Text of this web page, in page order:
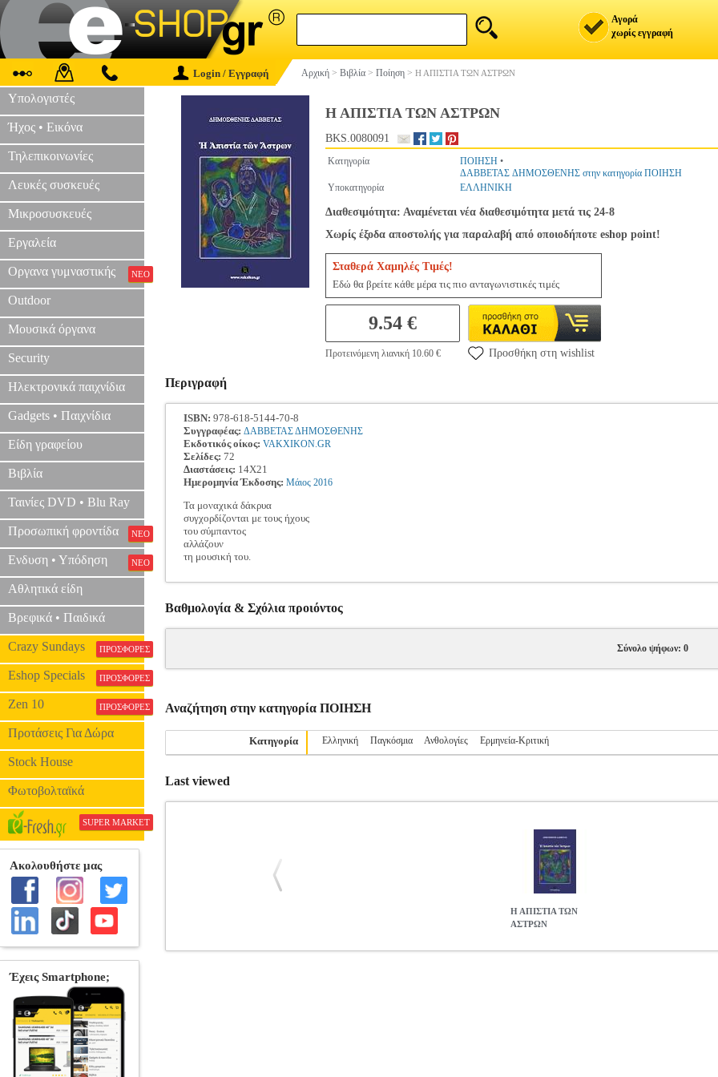
Αγορά
χωρίς εγγραφή
Login / Εγγραφή Αρχική > Βιβλία > Ποίηση > Η ΑΠΙΣΤΙΑ ΤΩΝ ΑΣΤΡΩΝ
Υπολογιστές
Ήχος • Εικόνα
Τηλεπικοινωνίες
Λευκές συσκευές
Μικροσυσκευές
Εργαλεία
Οργανα γυμναστικής ΝΕΟ
Outdoor
Μουσικά όργανα
Security
Ηλεκτρονικά παιχνίδια
Gadgets • Παιχνίδια
Είδη γραφείου
Βιβλία
Ταινίες DVD • Blu Ray
Προσωπική φροντίδα ΝΕΟ
Ενδυση • Υπόδηση ΝΕΟ
Αθλητικά είδη
Βρεφικά • Παιδικά
Crazy Sundays ΠΡΟΣΦΟΡΕΣ
Eshop Specials ΠΡΟΣΦΟΡΕΣ
Zen 10 ΠΡΟΣΦΟΡΕΣ
Προτάσεις Για Δώρα
Stock House
Φωτοβολταϊκά
SUPER MARKET
Η ΑΠΙΣΤΙΑ ΤΩΝ ΑΣΤΡΩΝ
BKS.0080091
Κατηγορία ΠΟΙΗΣΗ •
ΔΑΒΒΕΤΑΣ ΔΗΜΟΣΘΕΝΗΣ στην κατηγορία ΠΟΙΗΣΗ
Υποκατηγορία
ΕΛΛΗΝΙΚΗ
Διαθεσιμότητα: Αναμένεται νέα διαθεσιμότητα μετά τις 24-8
Χωρίς έξοδα αποστολής για παραλαβή από οποιοδήποτε eshop point!
Σταθερά Χαμηλές Τιμές!
Εδώ θα βρείτε κάθε μέρα τις πιο ανταγωνιστικές τιμές
9.54 €
Προτεινόμενη λιανική 10.60 € Προσθήκη στη wishlist
Περιγραφή
ISBN: 978-618-5144-70-8
Συγγραφέας: ΔΑΒΒΕΤΑΣ ΔΗΜΟΣΘΕΝΗΣ
Εκδοτικός οίκος: VAKXIKON.GR
Σελίδες: 72
Διαστάσεις: 14Χ21
Ημερομηνία Έκδοσης: Μάιος 2016
Τα μοναχικά δάκρυα
συγχορδίζονται με τους ήχους
του σύμπαντος
αλλάζουν
τη μουσική του.
Βαθμολογία & Σχόλια προιόντος
Σύνολο ψήφων: 0
Αναζήτηση στην κατηγορία ΠΟΙΗΣΗ
Κατηγορία Ελληνική Παγκόσμια Ανθολογίες Ερμηνεία-Κριτική
Last viewed
Η ΑΠΙΣΤΙΑ ΤΩΝ
ΑΣΤΡΩΝ